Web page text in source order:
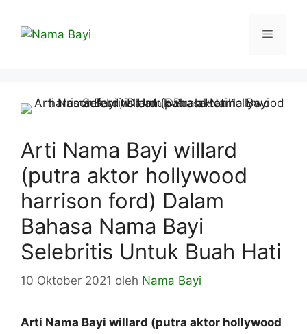
Menu
Arti Nama Bayi willard
(putra aktor hollywood
harrison ford) Dalam
Bahasa Nama Bayi
Selebritis Untuk Buah Hati
10 Oktober 2021 oleh Nama Bayi
Arti Nama Bayi willard (putra aktor hollywood